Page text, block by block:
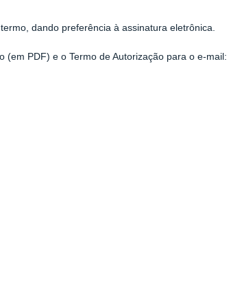
dando preferência à assinatura eletrônica.
PDF) e o Termo de Autorização para o e-mail: